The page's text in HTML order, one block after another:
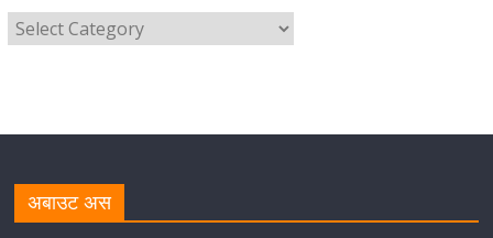
मुख्यमंत्री ने स्वास्थ्य सेवा शिविर का किया शुभारंभ, श्रद्धालुओं को
अपने हाथों से परोसा भोजन
August 5, 2026 1 Comment
अबाउट अस